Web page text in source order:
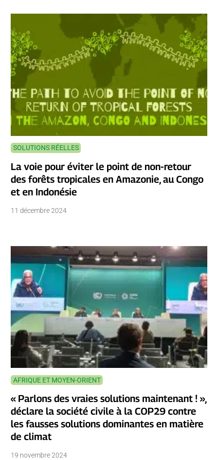
SOLUTIONS RÉELLES
La voie pour éviter le point de non-retour
des forêts tropicales en Amazonie, au Congo
et en Indonésie
11 décembre 2024
AFRIQUE ET MOYEN-ORIENT
« Parlons des vraies solutions maintenant ! »,
déclare la société civile à la COP29 contre
les fausses solutions dominantes en matière
de climat
19 novembre 2024